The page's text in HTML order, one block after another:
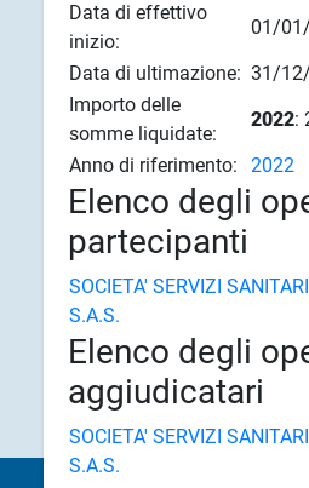
Data di effettivo
inizio:
01/
Data di ultimazione: 31/
Importo delle
somme liquidate:
2022:
Anno di riferimento:
2022
Elenco degli
partecipanti
SOCIETA' SERVIZI SANITARI
S.A.S.
Elenco degli
aggiudicatari
SOCIETA' SERVIZI SANITARI
S.A.S.